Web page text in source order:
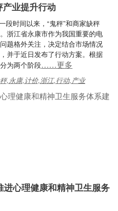
业提升行动
段时间以来，“鬼秤”和商家缺秤
浙江省永康市作为我国重要的电
题格外关注，决定结合市场情况
并于近日发布了行动方案。根据
为两个阶段……更多
,永康,计价,浙江,行动,产业
心理健康和精神卫生服务